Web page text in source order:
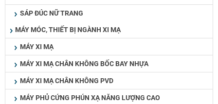
SÁP ĐÚC NỮ TRANG
MÁY MÓC, THIẾT BỊ NGÀNH XI MẠ
MÁY XI MẠ
MÁY XI MẠ CHÂN KHÔNG BỐC BAY NHỰA
MÁY XI MẠ CHÂN KHÔNG PVD
MÁY PHỦ CỨNG PHÚN XẠ NĂNG LƯỢNG CAO